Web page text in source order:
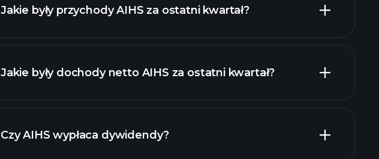
Jakie były przychody AIHS za ostatni kwartał?
raporty finansowe AIHS
Jakie były dochody netto AIHS za ostatni kwartał?
Czy AIHS wypłaca dywidendy?